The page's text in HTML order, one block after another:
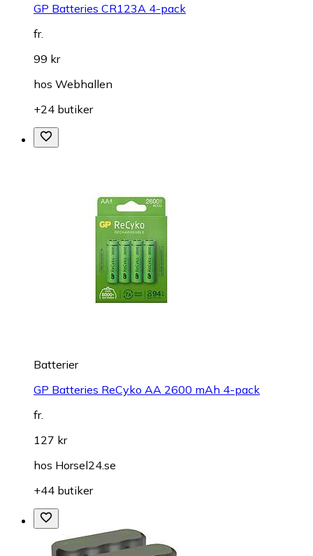
GP Batteries CR123A 4-pack
fr.
99 kr
hos Webhallen
+24 butiker
Batterier
GP Batteries ReCyko AA 2600 mAh 4-pack
fr.
127 kr
hos Horsel24.se
+44 butiker